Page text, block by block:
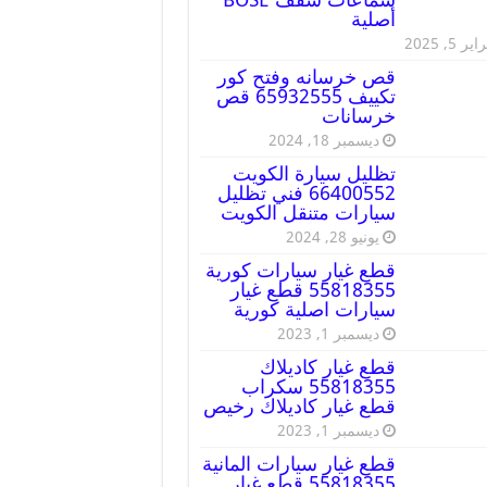
أصلية
5, 2025
قص خرسانه وفتح كور
تكييف 65932555 قص
خرسانات
ديسمبر 18, 2024
تظليل سيارة الكويت
66400552 فني تظليل
سيارات متنقل الكويت
يونيو 28, 2024
قطع غيار سيارات كورية
55818355 قطع غيار
سيارات اصلية كورية
ديسمبر 1, 2023
قطع غيار كاديلاك
55818355 سكراب
قطع غيار كاديلاك رخيص
ديسمبر 1, 2023
قطع غيار سيارات المانية